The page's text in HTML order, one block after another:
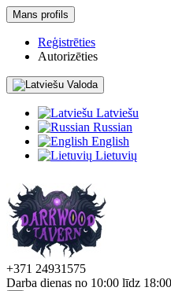
Mans profils
Reģistrēties
Autorizēties
Valoda
Latviešu
Russian
English
Lietuvių
+371 24931575
Darba dienas no 10:00 līdz 18:00